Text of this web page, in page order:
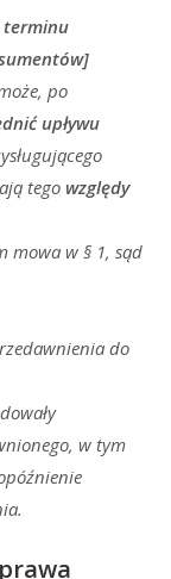
terminu
po
upływu
tego względy
mowa w § 1, sąd
do
w tym